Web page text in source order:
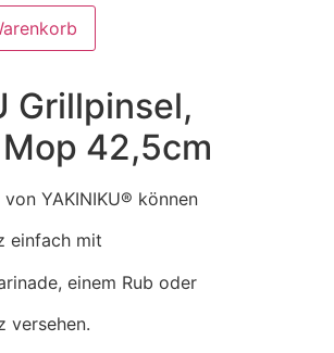
Grillpinsel,
42,5cm
YAKINIKU® können
einfach mit
einem Rub oder
versehen.